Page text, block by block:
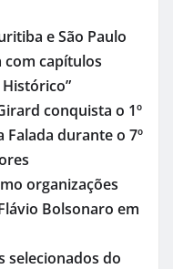
e São Paulo
capítulos
conquista o 1º
Falada durante o 7º
organizações
Bolsonaro em
selecionados do